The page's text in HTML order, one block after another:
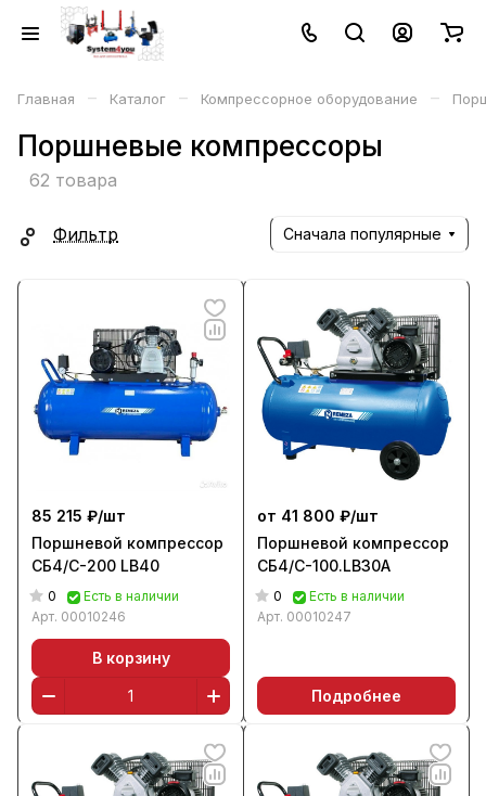
Главная – Каталог – Компрессорное оборудование –
Поршневые компрессоры
62 товара
Фильтр Сначала популярные
85 215 ₽/шт
Поршневой компрессор
СБ4/С-200 LB40
0
Есть в наличии
Арт. 00010246
В корзину
от 41 800 ₽/шт
Поршневой компрессор
СБ4/С-100.LB30A
0
Есть в наличии
Арт. 00010247
Подробнее